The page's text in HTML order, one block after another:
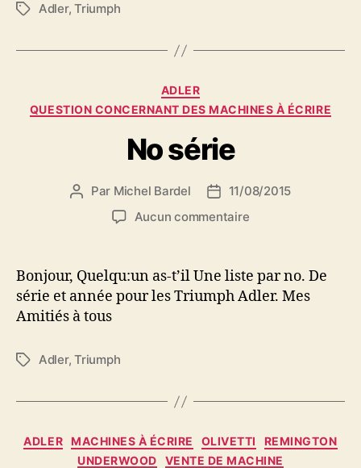
Étiquettes
Adler,Triumph
Catégories
ADLER
QUESTION CONCERNANT DES MACHINES À ÉCRIRE
No série
Auteur
l’article
Par Michel Bardel
Date
de
11/08/2015
Aucun commentairesur
Bonjour, Quelqu:un as-t’il Une liste par no. De
série et année pour les Triumph Adler. Mes
Amitiés à tous
Étiquettes
Adler,Triumph
Catégories
ADLER MACHINES À ÉCRIRE OLIVETTI
REMINGTON
UNDERWOOD
VENTE DE MACHINE